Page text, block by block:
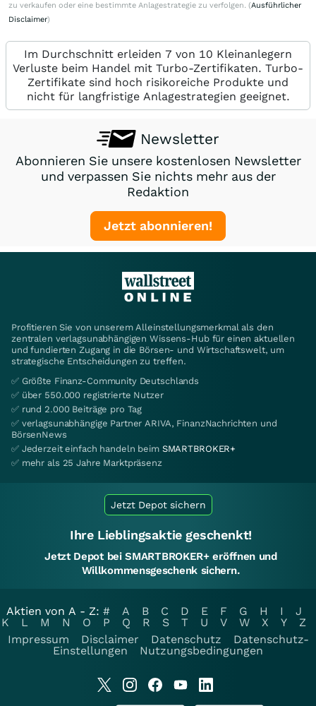
zu verkaufen oder eine bestimmte Anlagestrategie zu verfolgen. (Ausführlicher
Disclaimer)
Im Durchschnitt erleiden 7 von 10 Kleinanlegern
Verluste beim Handel mit Turbo-Zertifikaten. Turbo-
Zertifikate sind hoch risikoreiche Produkte und
nicht für langfristige Anlagestrategien geeignet.
Newsletter
Abonnieren Sie unsere kostenlosen Newsletter
und verpassen Sie nichts mehr aus der
Redaktion
Jetzt abonnieren!
Profitieren Sie von unserem Alleinstellungsmerkmal als den
zentralen verlagsunabhängigen Wissens-Hub für einen aktuellen
und fundierten Zugang in die Börsen- und Wirtschaftswelt, um
strategische Entscheidungen zu treffen.
✅ Größte Finanz-Community Deutschlands
✅ über 550.000 registrierte Nutzer
✅ rund 2.000 Beiträge pro Tag
✅ verlagsunabhängige Partner ARIVA, FinanzNachrichten und
BörsenNews
✅ Jederzeit einfach handeln beim SMARTBROKER+
✅ mehr als 25 Jahre Marktpräsenz
Jetzt Depot sichern
Ihre Lieblingsaktie geschenkt!
Jetzt Depot bei SMARTBROKER+ eröffnen und
Willkommensgeschenk sichern.
Aktien von A - Z: # A B C D E F G H I
J
K
L M N O P Q R S T U V W X Y
Z
Impressum
Disclaimer Datenschutz
Datenschutz-
Einstellungen
Nutzungsbedingungen